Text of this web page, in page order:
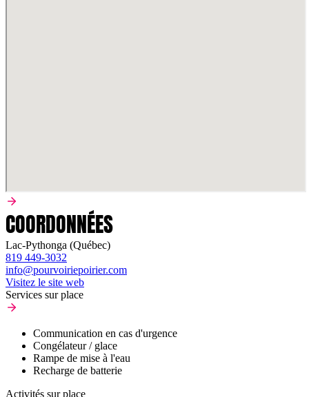
COORDONNÉES
Lac-Pythonga (Québec)
819 449-3032
info@pourvoiriepoirier.com
Visitez le site web
Services sur place
Communication en cas d'urgence
Congélateur / glace
Rampe de mise à l'eau
Recharge de batterie
Activités sur place